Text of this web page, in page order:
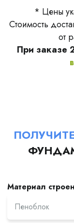
* Цены
Стоимость
от
При заказе
Материал